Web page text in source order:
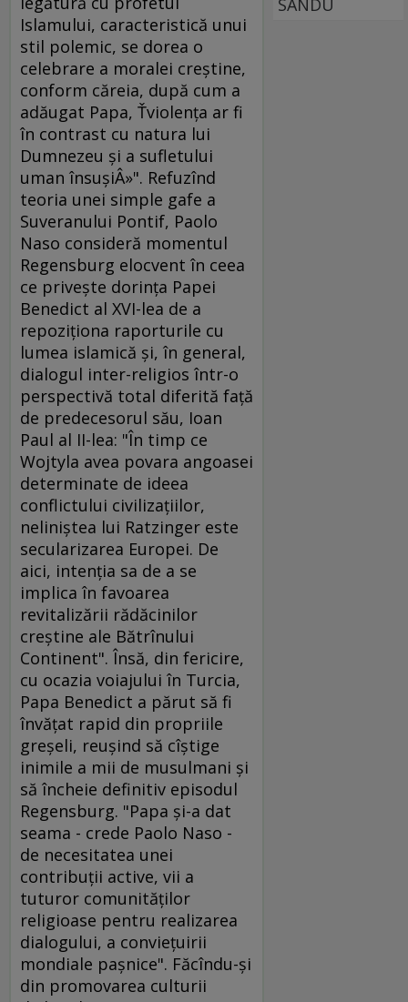
Islamului, caracteristică unui
stil polemic, se dorea o
celebrare a moralei creştine,
conform căreia, după cum a
adăugat Papa, Ťviolenţa ar fi
în contrast cu natura lui
Dumnezeu şi a sufletului
uman însuşiÂ»". Refuzînd
teoria unei simple gafe a
Suveranului Pontif, Paolo
Naso consideră momentul
Regensburg elocvent în ceea
ce priveşte dorinţa Papei
Benedict al XVI-lea de a
repoziţiona raporturile cu
lumea islamică şi, în general,
dialogul inter-religios într-o
perspectivă total diferită faţă
de predecesorul său, Ioan
Paul al II-lea: "În timp ce
Wojtyla avea povara angoasei
determinate de ideea
conflictului civilizaţiilor,
neliniştea lui Ratzinger este
secularizarea Europei. De
aici, intenţia sa de a se
implica în favoarea
revitalizării rădăcinilor
creştine ale Bătrînului
Continent". Însă, din fericire,
cu ocazia voiajului în Turcia,
Papa Benedict a părut să fi
învăţat rapid din propriile
greşeli, reuşind să cîştige
inimile a mii de musulmani şi
să încheie definitiv episodul
Regensburg. "Papa şi-a dat
seama - crede Paolo Naso -
de necesitatea unei
contribuţii active, vii a
tuturor comunităţilor
religioase pentru realizarea
dialogului, a convieţuirii
mondiale paşnice". Făcîndu-şi
din promovarea culturii
SANDU